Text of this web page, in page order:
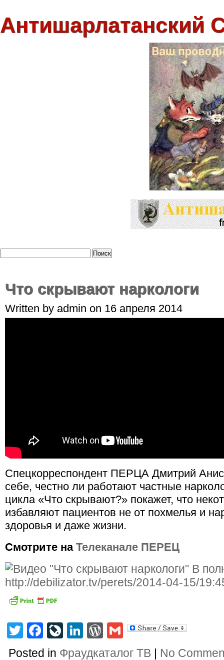
Антишарлатанский
Что скрывают наркологи
Written by admin on 16 апреля 2014
Спецкорреспондент ПЕРЦА Дмитрий
себе, честно ли работают частные
цикла «Что скрывают?» покажет, что
избавляют пациентов не от похмелья и
здоровья и даже жизни.
Смотрите на Телеканале ПЕРЕЦ
TwitterFacebook
LiveJournal
LinkedIn
WordPress
Gmail
Posted in Фраудкаталог ТВ | No